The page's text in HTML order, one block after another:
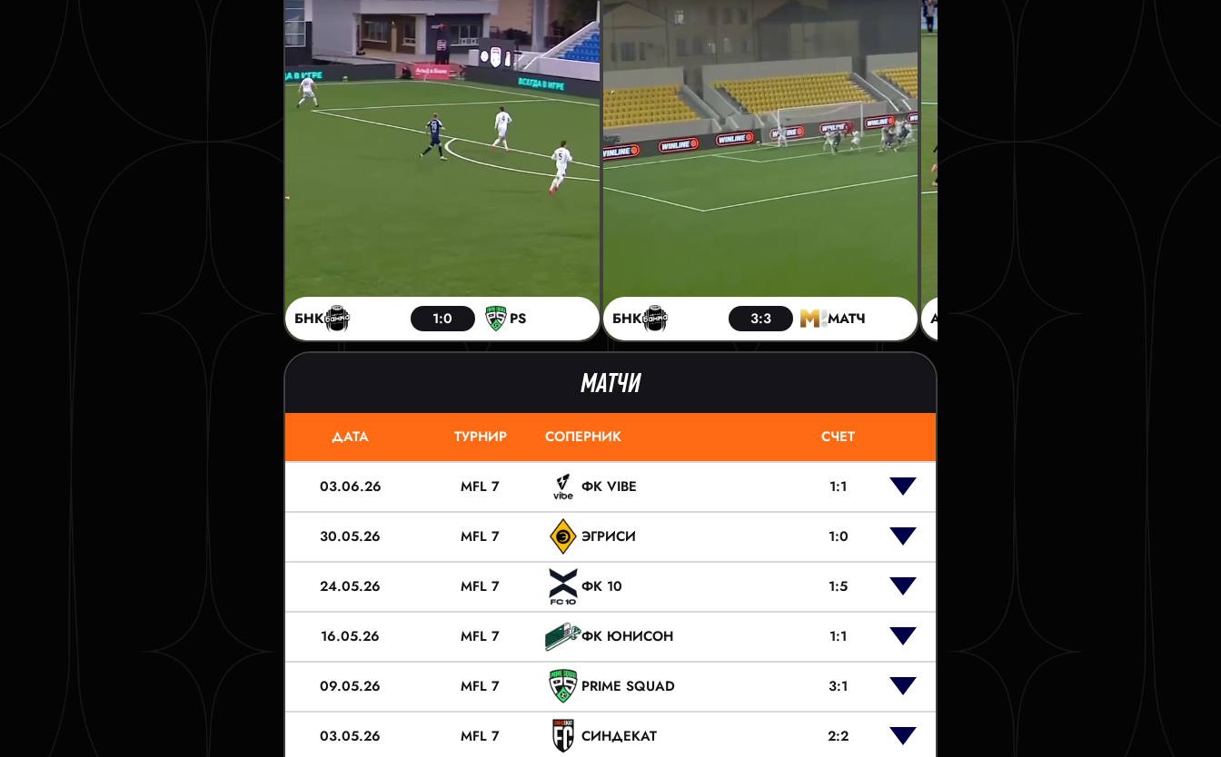
БНК 1:0 PS БНК 3:3 МАТЧ АМК
МАТЧИ
ДАТА ТУРНИР СОПЕРНИК СЧЕТ
03.06.26 MFL 7 ФК VIBE 1:1
30.05.26 MFL 7 ЭГРИСИ 1:0
24.05.26 MFL 7 ФК 10 1:5
16.05.26 MFL 7 ФК ЮНИСОН 1:1
09.05.26 MFL 7 PRIME SQUAD 3:1
03.05.26 MFL 7 СИНДЕКАТ 2:2